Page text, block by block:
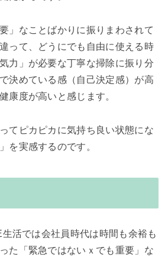
」なことばかりに振りまわされて
って、どうにでも自由に使える時
力」が必要な丁寧な掃除に振り分
決めている感（自己決定感）が高
康度が高いと感じます。
てピカピカに気持ち良い状態にな
を実感するのです。
活では会社員時代は時間も余裕も
た「緊急ではないｘでも重要」な